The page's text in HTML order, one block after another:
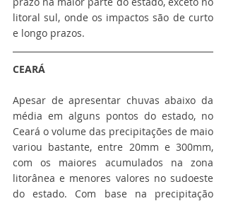
litoral sul, onde os impactos são de curto
e longo prazos.
CEARÁ
Apesar de apresentar chuvas abaixo da
média em alguns pontos do estado, no
Ceará o volume das precipitações de maio
variou bastante, entre 20mm e 300mm,
com os maiores acumulados na zona
litorânea e menores valores no sudoeste
do estado. Com base na precipitação